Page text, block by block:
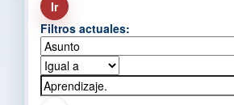
Filtros actuales: